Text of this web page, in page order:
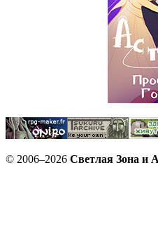
© 2006–2026 Светлая Зона и